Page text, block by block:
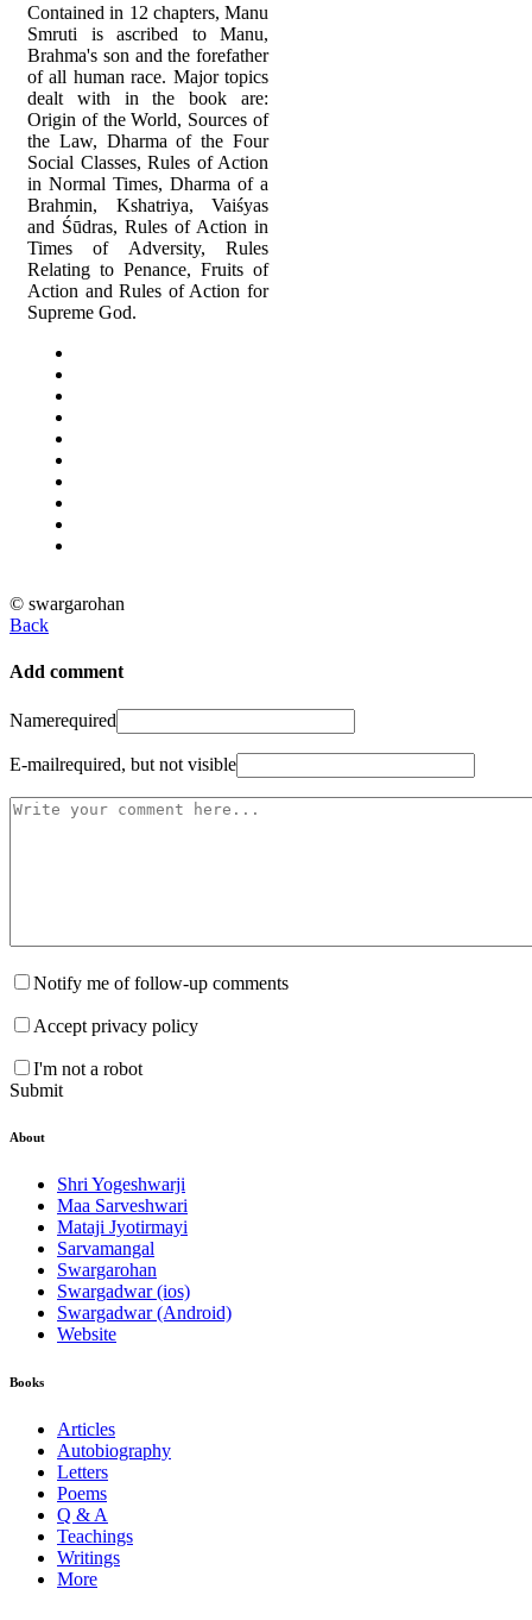
Contained in 12 chapters, Manu
Smruti is ascribed to Manu,
Brahma's son and the forefather
of all human race. Major topics
dealt with in the book are:
Origin of the World, Sources of
the Law, Dharma of the Four
Social Classes, Rules of Action
in Normal Times, Dharma of a
Brahmin, Kshatriya, Vaiśyas
and Śūdras, Rules of Action in
Times of Adversity, Rules
Relating to Penance, Fruits of
Action and Rules of Action for
Supreme God.
© swargarohan
Back
Add comment
Namerequired
E-mailrequired, but not visible
Notify me of follow-up comments
Accept privacy policy
I'm not a robot
Submit
About
Shri Yogeshwarji
Maa Sarveshwari
Mataji Jyotirmayi
Sarvamangal
Swargarohan
Swargadwar (ios)
Swargadwar (Android)
Website
Books
Articles
Autobiography
Letters
Poems
Q & A
Teachings
Writings
More